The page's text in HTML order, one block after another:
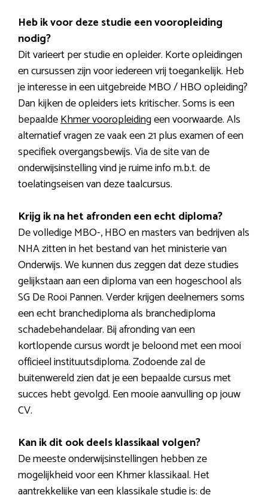
Heb ik voor deze studie een vooropleiding
nodig?
Dit varieert per studie en opleider. Korte opleidingen
en cursussen zijn voor iedereen vrij toegankelijk. Heb
je interesse in een uitgebreide MBO / HBO opleiding?
Dan kijken de opleiders iets kritischer. Soms is een
bepaaldeKhmer vooropleidingeen voorwaarde. Als
alternatief vragen ze vaak een 21 plus examen of een
specifiek overgangsbewijs. Via de site van de
onderwijsinstelling vind je ruime info m.b.t. de
toelatingseisen van deze taalcursus.
Krijg ik na het afronden een echt diploma?
De volledige MBO-, HBO en masters van bedrijven als
NHA zitten in het bestand van het ministerie van
Onderwijs. We kunnen dus zeggen dat deze studies
gelijkstaan aan een diploma van een hogeschool als
SG De Rooi Pannen. Verder krijgen deelnemers soms
een echt branchediploma als branchediploma
schadebehandelaar. Bij afronding van een
kortlopende cursus wordt je beloond met een mooi
officieel instituutsdiploma. Zodoende zal de
buitenwereld zien dat je een bepaalde cursus met
succes hebt gevolgd. Een mooie aanvulling op jouw
CV.
Kan ik dit ook deels klassikaal volgen?
De meeste onderwijsinstellingen hebben ze
mogelijkheid voor een Khmer klassikaal. Het
aantrekkelijke van een klassikale studie is: de